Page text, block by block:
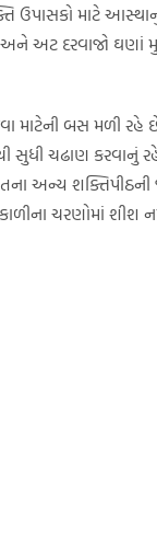
ઉપાસકો માટે
અને અટ દરવાજો
જવા માટેની બસ મળી
સુધી ચઢાણ કરવાનું
અન્ય શક્તિપીઠની
ચરણોમાં શીશ